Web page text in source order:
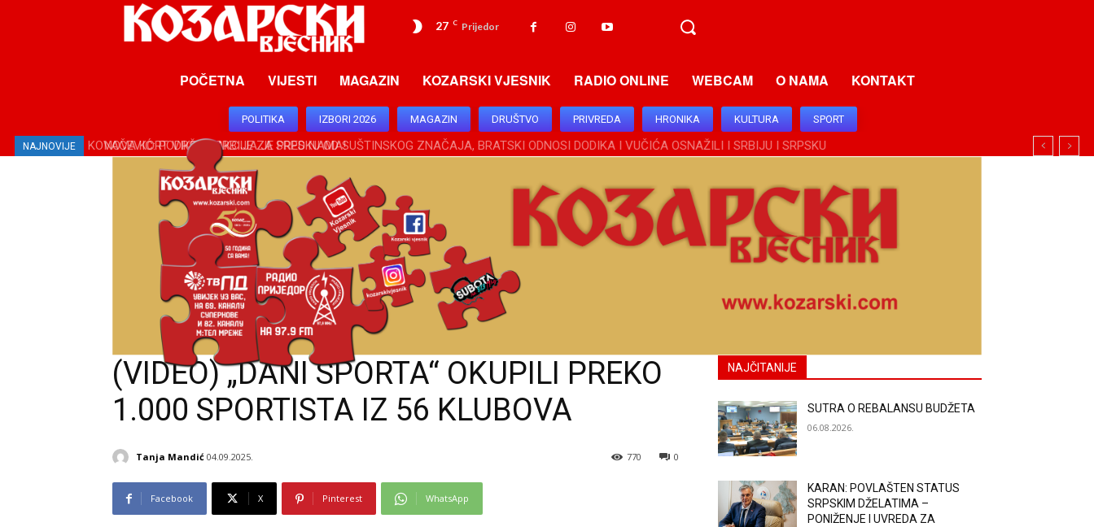
27 C Prijedor
POČETNA VIJESTI MAGAZIN KOZARSKI VJESNIK RADIO ONLINE WEBCAM O NAMA KONTAKT
POLITIKA IZBORI 2026 MAGAZIN DRUŠTVO PRIVREDA HRONIKA KULTURA SPORT
NAJNOVIJE NOVA KORT VIKEND AKCIJA JE PRED NAMA!
(VIDEO) „DANI SPORTA“ OKUPILI PREKO
1.000 SPORTISTA IZ 56 KLUBOVA
Tanja Mandić 04.09.2025. 0
770
Facebook X Pinterest WhatsApp
NAJČITANIJE
SUTRA O REBALANSU BUDŽETA
06.08.2026.
KARAN: POVLAŠTEN STATUS
SRPSKIM DŽELATIMA –
PONIŽENJE I UVREDA ZA